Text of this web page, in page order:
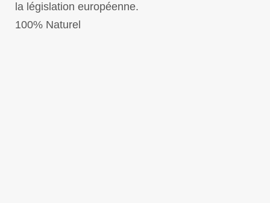
la législation européenne.
100% Naturel